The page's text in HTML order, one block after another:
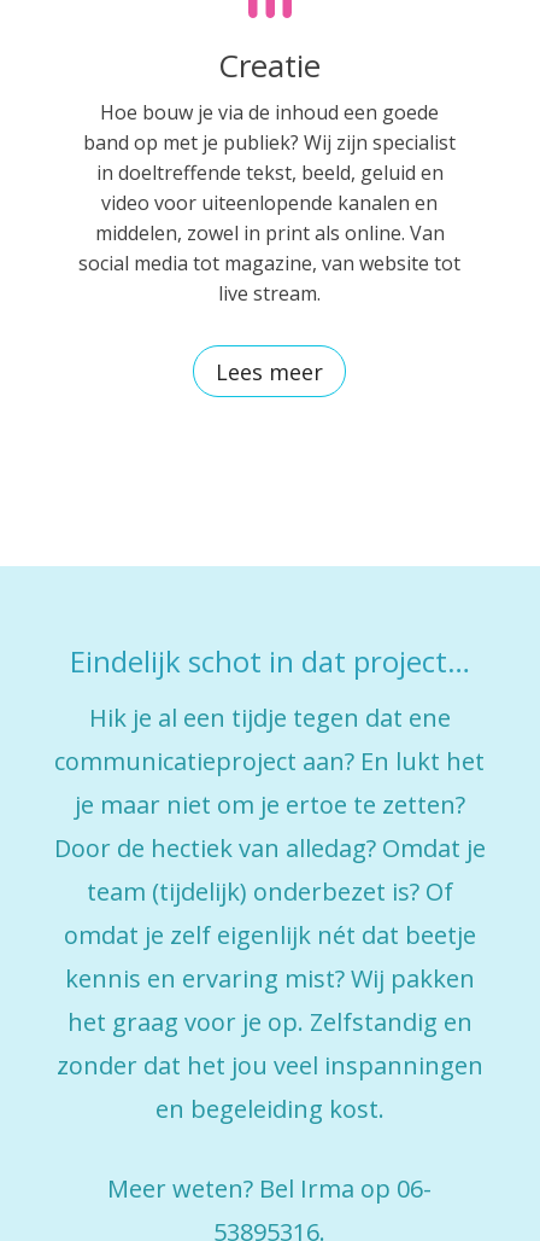
Creatie
Hoe bouw je via de inhoud een goede
band op met je publiek? Wij zijn specialist
in doeltreffende tekst, beeld, geluid en
video voor uiteenlopende kanalen en
middelen, zowel in print als online. Van
social media tot magazine, van website tot
live stream.
Lees meer
Eindelijk schot in dat project…
Hik je al een tijdje tegen dat ene
communicatieproject aan? En lukt het
je maar niet om je ertoe te zetten?
Door de hectiek van alledag? Omdat je
team (tijdelijk) onderbezet is? Of
omdat je zelf eigenlijk nét dat beetje
kennis en ervaring mist? Wij pakken
het graag voor je op. Zelfstandig en
zonder dat het jou veel inspanningen
en begeleiding kost.
Meer weten? Bel Irma op 06-
53895316.